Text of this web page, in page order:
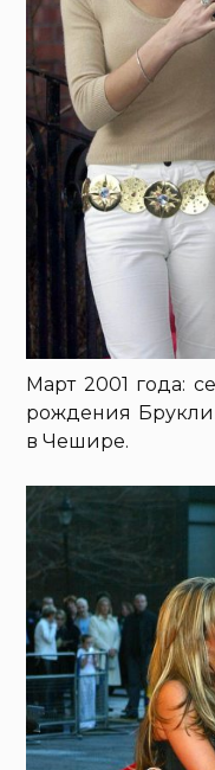
Март 2001 года:
рождения
в Чешире.